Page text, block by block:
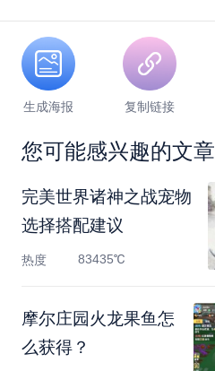
生成海报 复制链接
您可能感兴趣的文章
完美世界诸神之战宠物
选择搭配建议
热度 83435℃
摩尔庄园火龙果鱼怎
么获得？